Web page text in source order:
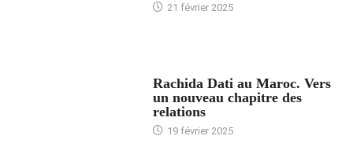
21 février 2025
Rachida Dati au Maroc. Vers
un nouveau chapitre des
relations
19 février 2025